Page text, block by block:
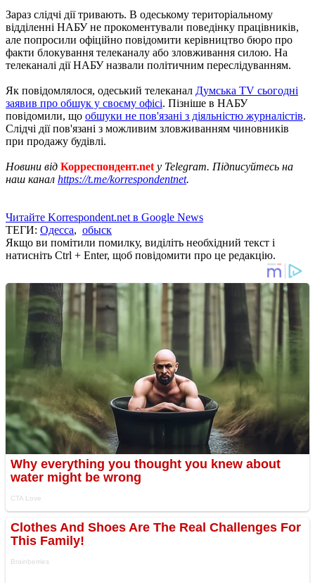
Зараз слідчі дії тривають. В одеському територіальному
відділенні НАБУ не прокоментували поведінку працівників,
але попросили офіційно повідомити керівництво бюро про
факти блокування телеканалу або зловживання силою. На
телеканалі дії НАБУ назвали політичним переслідуванням.
Як повідомлялося, одеський телеканал Думська TV сьогодні
заявив про обшук у своєму офісі. Пізніше в НАБУ
повідомили, що обшуки не пов'язані з діяльністю журналістів.
Слідчі дії пов'язані з можливим зловживанням чиновників
при продажу будівлі.
Новини від Корреспондент.net у Telegram. Підписуйтесь на
наш канал https://t.me/korrespondentnet.
Читайте Korrespondent.net в Google News
ТЕГИ: Одесса, обыск
Якщо ви помітили помилку, виділіть необхідний текст і
натисніть Ctrl + Enter, щоб повідомити про це редакцію.